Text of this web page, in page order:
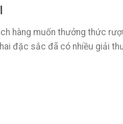
hàng muốn thưởng thức
đặc sắc đã có nhiều giải